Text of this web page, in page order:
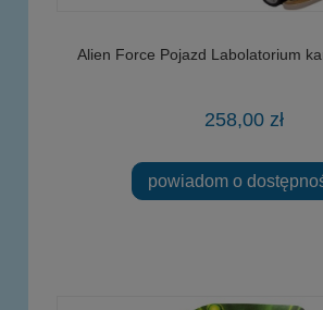
Alien Force Pojazd Labolatorium
258,00 zł
powiadom o